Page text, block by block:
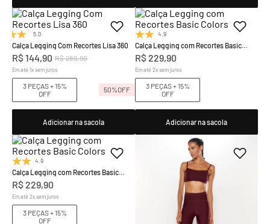
5.0
Calça Legging Com Recortes Lisa 360
R$144,90 R$289,90
Em até1xsem juros
3 PEÇAS + 15%
OFF
50%OFF
Adicionar na sacola
4.9
Calça Legging com Recortes Basic
Colors
R$229,90
Em até2xsem juros
3 PEÇAS + 15%
OFF
Adicionar na sacola
4.9
Calça Legging com Recortes Basic
Colors
R$229,90
Em até2xsem juros
3 PEÇAS + 15%
OFF